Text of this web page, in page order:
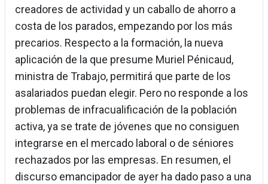
creadores de actividad y un caballo de ahorro a
costa de los parados, empezando por los más
precarios. Respecto a la formación, la nueva
aplicación de la que presume Muriel Pénicaud,
ministra de Trabajo, permitirá que parte de los
asalariados puedan elegir. Pero no responde a los
problemas de infracualificación de la población
activa, ya se trate de jóvenes que no consiguen
integrarse en el mercado laboral o de séniores
rechazados por las empresas. En resumen, el
discurso emancipador de ayer ha dado paso a una